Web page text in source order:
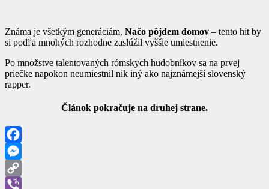
Známa je všetkým generáciám, Načo pôjdem domov – tento hit by
si podľa mnohých rozhodne zaslúžil vyššie umiestnenie.
Po množstve talentovaných rómskych hudobníkov sa na prvej
priečke napokon neumiestnil nik iný ako najznámejší slovenský
rapper.
Článok pokračuje na druhej strane.
Facebook
Messenger
Copy